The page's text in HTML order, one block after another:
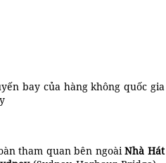
bay của hàng không quốc gia
tham quan bên ngoàiNhà Hát